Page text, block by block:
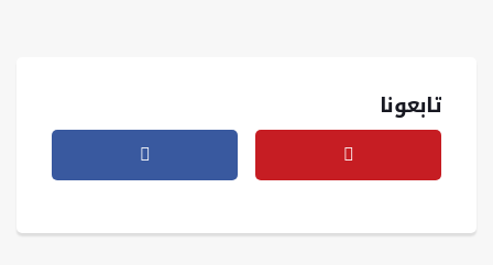
تابعونا